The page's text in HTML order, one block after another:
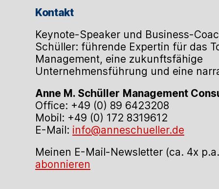
Kontakt
Keynote-Speaker und Business-
Schüller: führende Expertin für das
Management, eine zukunftsfähige
Unternehmensführung und eine
Anne M. Schüller Management
Office: +49 (0) 89 6423208
Mobil: +49 (0) 172 8319612
E-Mail: info@anneschueller.de
Meinen E-Mail-Newsletter (ca. 4x
abonnieren